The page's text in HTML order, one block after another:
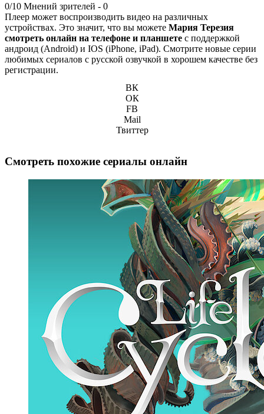
0/10 Мнений зрителей - 0
Плеер может воспроизводить видео на различных
устройствах. Это значит, что вы можете Мария Терезия
смотреть онлайн на телефоне и планшете с поддержкой
андроид (Android) и IOS (iPhone, iPad). Смотрите новые серии
любимых сериалов с русской озвучкой в хорошем качестве без
регистрации.
ВК
ОК
FB
Mail
Твиттер
Смотреть похожие сериалы онлайн